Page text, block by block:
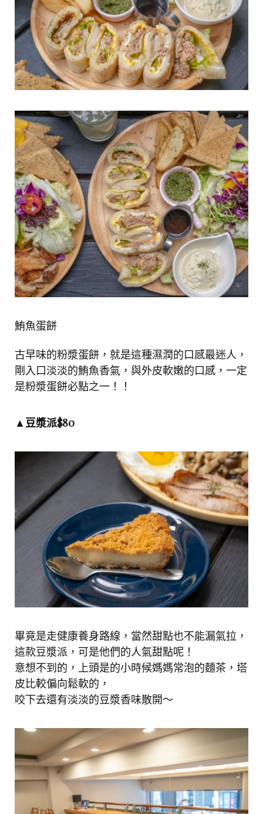
鮪魚蛋餅
古早味的粉漿蛋餅，就是這種濕潤的口感最迷人，
剛入口淡淡的鮪魚香氣，與外皮軟嫩的口感，一定
是粉漿蛋餅必點之一！！
▲豆漿派$80
畢竟是走健康養身路線，當然甜點也不能漏氣拉，
這款豆漿派，可是他們的人氣甜點呢！
意想不到的，上頭是的小時候媽媽常泡的麵茶，塔
皮比較偏向鬆軟的，
咬下去還有淡淡的豆漿香味散開～